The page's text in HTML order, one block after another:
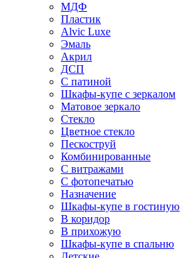
МДФ
Пластик
Alvic Luxe
Эмаль
Акрил
ДСП
С патиной
Шкафы-купе с зеркалом
Матовое зеркало
Стекло
Цветное стекло
Пескоструй
Комбинированные
С витражами
С фотопечатью
Назначение
Шкафы-купе в гостиную
В коридор
В прихожую
Шкафы-купе в спальню